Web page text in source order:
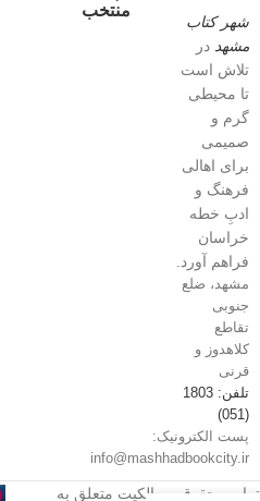
شهر کتاب
مشهد در
تلاش است
تا محیطی
گرم و
صمیمی
برای اهالی
فرهنگ و
ادبِ خطه
خراسان
فراهم آورد.
مشهد، ضلع
جنوبی
تقاطع
کلاهدوز و
قرنی
تلفن: 1803
(051)
پست الکترونیک:
info@mashhadbookcity.ir
منتخب
تمامی حقوق و مالکیت متعلق به